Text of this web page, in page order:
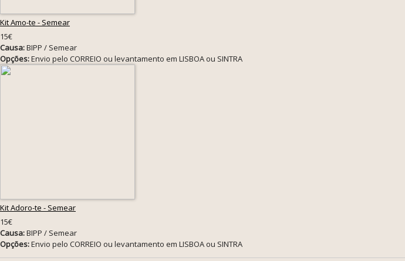
Kit Amo-te - Semear
15€
Causa:BIPP / Semear
Opções:Envio pelo CORREIO ou levantamento em LISBOA ou SINTRA
Kit Adoro-te - Semear
15€
Causa:BIPP / Semear
Opções:Envio pelo CORREIO ou levantamento em LISBOA ou SINTRA